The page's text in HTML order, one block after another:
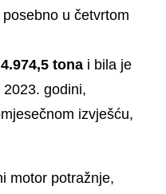
u četvrtom
4.974,5 tona i bila je
godini,
izvješću,
motor potražnje,